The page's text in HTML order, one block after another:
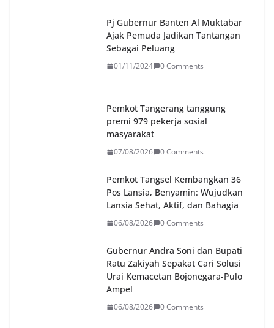
Pj Gubernur Banten Al Muktabar
Ajak Pemuda Jadikan Tantangan
Sebagai Peluang
01/11/2024 0 Comments
Pemkot Tangerang tanggung
premi 979 pekerja sosial
masyarakat
07/08/2026 0 Comments
Pemkot Tangsel Kembangkan 36
Pos Lansia, Benyamin: Wujudkan
Lansia Sehat, Aktif, dan Bahagia
06/08/2026 0 Comments
Gubernur Andra Soni dan Bupati
Ratu Zakiyah Sepakat Cari Solusi
Urai Kemacetan Bojonegara-Pulo
Ampel
06/08/2026 0 Comments